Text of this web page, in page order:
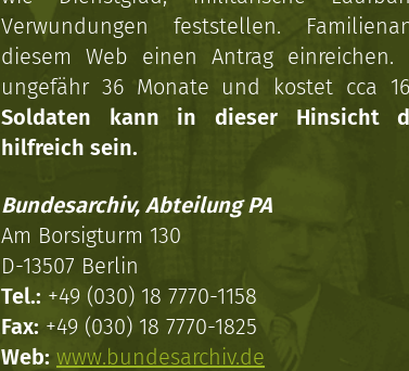
Verwundungen feststellen.
diesem Web einen Antrag
ungefähr 36 Monate und kostet cca
Soldaten kann in dieser Hinsicht
hilfreich sein.
Bundesarchiv, Abteilung PA
Am Borsigturm 130
D-13507 Berlin
Tel.: +49 (030) 18 7770-1158
Fax: +49 (030) 18 7770-1825
Web: www.bundesarchiv.de